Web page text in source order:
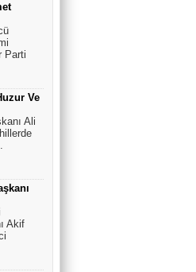
Parti
Ve
Ali
Akif